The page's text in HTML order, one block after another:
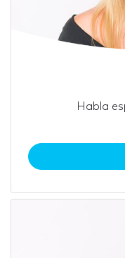
Habla